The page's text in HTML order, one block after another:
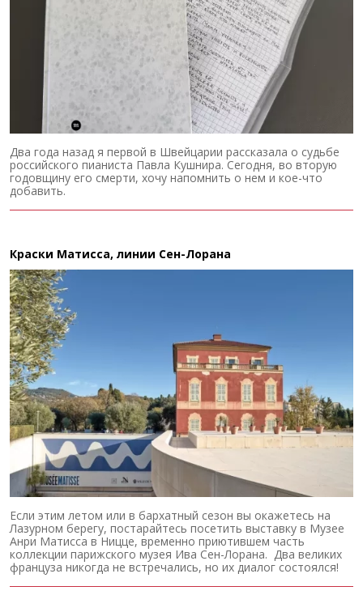
Два года назад я первой в Швейцарии рассказала о судьбе
российского пианиста Павла Кушнира. Сегодня, во вторую
годовщину его смерти, хочу напомнить о нем и кое-что
добавить.
Краски Матисса, линии Сен-Лорана
Если этим летом или в бархатный сезон вы окажетесь на
Лазурном берегу, постарайтесь посетить выставку в Музее
Анри Матисса в Ницце, временно приютившем часть
коллекции парижского музея Ива Сен-Лорана. Два великих
француза никогда не встречались, но их диалог состоялся!